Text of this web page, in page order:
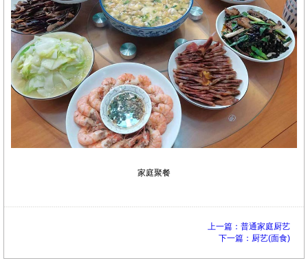
家庭聚餐
上一篇：普通家庭厨艺
下一篇：厨艺(面食)